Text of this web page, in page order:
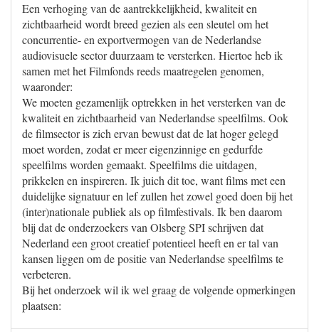
Een verhoging van de aantrekkelijkheid, kwaliteit en
zichtbaarheid wordt breed gezien als een sleutel om het
concurrentie- en exportvermogen van de Nederlandse
audiovisuele sector duurzaam te versterken. Hiertoe heb ik
samen met het Filmfonds reeds maatregelen genomen,
waaronder:
We moeten gezamenlijk optrekken in het versterken van de
kwaliteit en zichtbaarheid van Nederlandse speelfilms. Ook
de filmsector is zich ervan bewust dat de lat hoger gelegd
moet worden, zodat er meer eigenzinnige en gedurfde
speelfilms worden gemaakt. Speelfilms die uitdagen,
prikkelen en inspireren. Ik juich dit toe, want films met een
duidelijke signatuur en lef zullen het zowel goed doen bij het
(inter)nationale publiek als op filmfestivals. Ik ben daarom
blij dat de onderzoekers van Olsberg SPI schrijven dat
Nederland een groot creatief potentieel heeft en er tal van
kansen liggen om de positie van Nederlandse speelfilms te
verbeteren.
Bij het onderzoek wil ik wel graag de volgende opmerkingen
plaatsen: